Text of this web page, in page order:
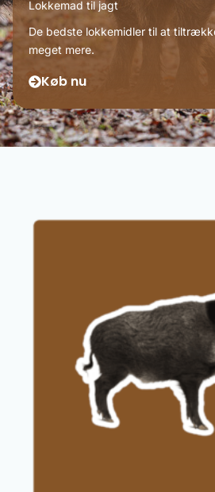
Lokkemad til jagt
De bedste lokkemidler til at
meget mere.
Køb nu